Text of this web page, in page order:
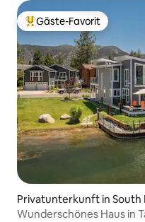
Beliebter Gäste-Favorit.
Gäste-Favorit
Privatunterkunft in South
Wunderschönes Haus in Tahoe Keys